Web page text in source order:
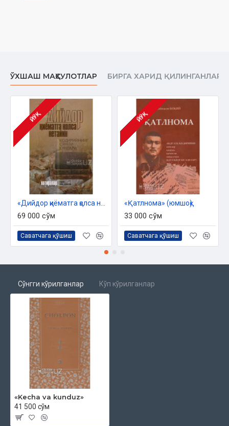
ЎХШАШ МАҲСУЛОТЛАР БИРГА ХАРИД ҚИЛИНГАНЛАР
ЙЎҚ
69 000 сўм
Саватчага қўшиш
ЙЎҚ
«Қатлнома» (юмшоқ)
33 000 сўм
Саватчага қўшиш
Сўнгги кўрилганлар Кўп кўрилганлар
«Kecha va kunduz»
41 500 сўм